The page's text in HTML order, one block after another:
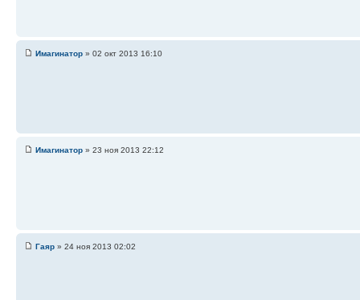
Имагинатор » 02 окт 2013 16:10
Имагинатор » 23 ноя 2013 22:12
Гаяр » 24 ноя 2013 02:02